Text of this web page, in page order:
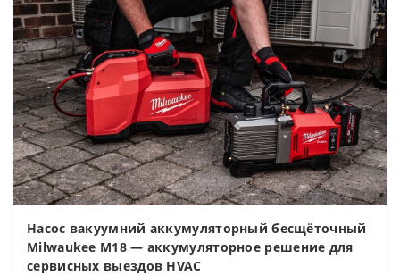
Насос вакуумний аккумуляторный бесщёточный
Milwaukee M18 — аккумуляторное решение для
сервисных выездов HVAC